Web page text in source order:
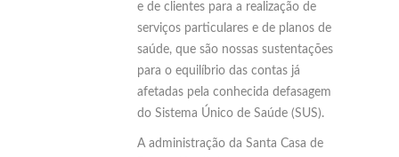
e de clientes para a realização de
serviços particulares e de planos de
saúde, que são nossas sustentações
para o equilíbrio das contas já
afetadas pela conhecida defasagem
do Sistema Único de Saúde (SUS).
A administração da Santa Casa de